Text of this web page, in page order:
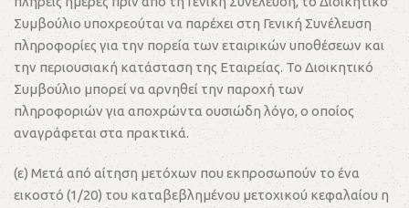
Συμβούλιο υποχρεούται να παρέχει στη Γενική Συνέλευση
πληροφορίες για την πορεία των εταιρικών υποθέσεων και
την περιουσιακή κατάσταση της Εταιρείας. Το Διοικητικό
Συμβούλιο μπορεί να αρνηθεί την παροχή των
πληροφοριών για αποχρώντα ουσιώδη λόγο, ο οποίος
αναγράφεται στα πρακτικά.
(ε) Μετά από αίτηση μετόχων που εκπροσωπούν το ένα
εικοστό (1/20) του καταβεβλημένου μετοχικού κεφαλαίου η